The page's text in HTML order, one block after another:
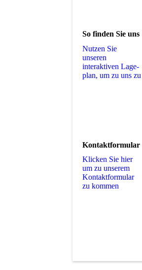
So finden Sie uns
Nutzen Sie
unseren
interaktiven La­ge­
plan, um zu uns
Kontaktformular
Klicken Sie hier
um zu unserem
Kon­takt­for­mu­lar
zu kommen